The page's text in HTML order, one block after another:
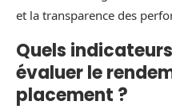
et la transparence des
Quels
évaluer le
placement ?